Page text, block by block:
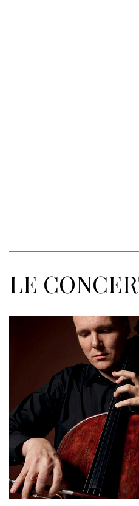
LE